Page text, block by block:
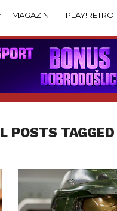
MAGAZIN PLAY!RETRO
POSTS